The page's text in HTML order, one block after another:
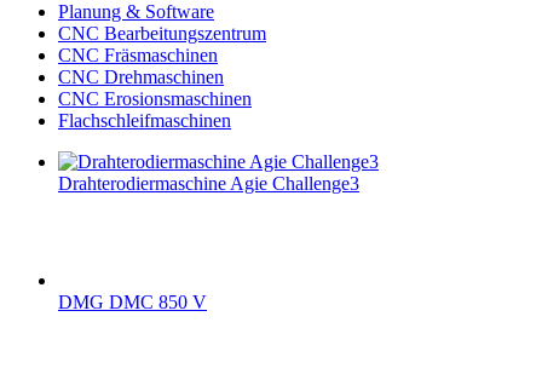
Planung & Software
CNC Bearbeitungszentrum
CNC Fräsmaschinen
CNC Drehmaschinen
CNC Erosionsmaschinen
Flachschleifmaschinen
Drahterodiermaschine Agie Challenge3
DMG DMC 850 V